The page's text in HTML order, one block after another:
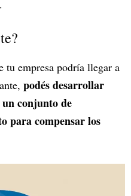
.
empresa podría llegar a
podés desarrollar
un conjunto de
para compensar los